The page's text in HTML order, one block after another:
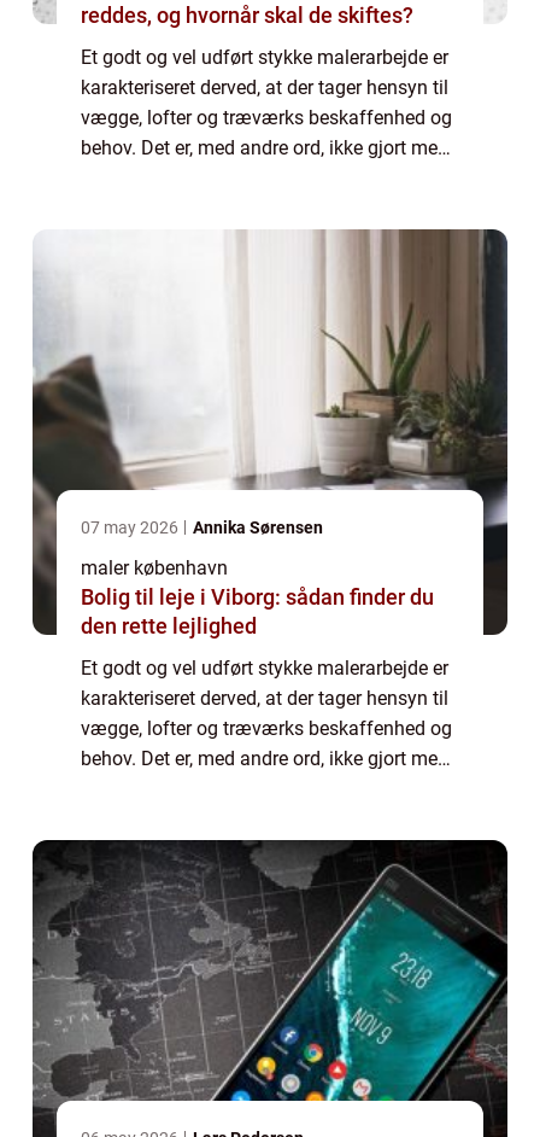
reddes, og hvornår skal de skiftes?
Et godt og vel udført stykke malerarbejde er
karakteriseret derved, at der tager hensyn til
vægge, lofter og træværks beskaffenhed og
behov. Det er, med andre ord, ikke gjort med
07 may 2026 Annika Sørensen
maler københavn
Bolig til leje i Viborg: sådan finder du
den rette lejlighed
Et godt og vel udført stykke malerarbejde er
karakteriseret derved, at der tager hensyn til
vægge, lofter og træværks beskaffenhed og
behov. Det er, med andre ord, ikke gjort med